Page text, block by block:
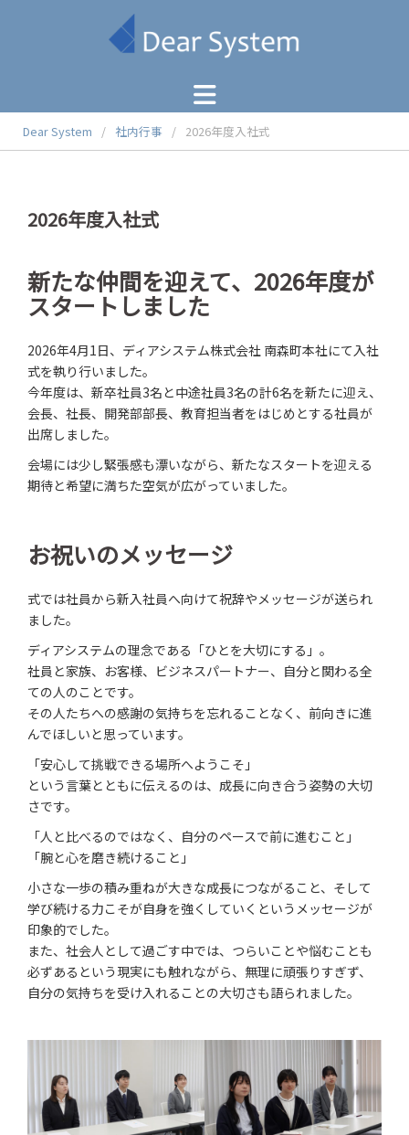
へ
キ
Dear System / 社内行事 / 2026年度入社式
2026年度入社式
新たな仲間を迎えて、2026年度が
スタートしました
2026年4月1日、ディアシステム株式会社 南森町本社にて入社
式を執り行いました。
今年度は、新卒社員3名と中途社員3名の計6名を新たに迎え、
会長、社長、開発部部長、教育担当者をはじめとする社員が
出席しました。
会場には少し緊張感も漂いながら、新たなスタートを迎える
期待と希望に満ちた空気が広がっていました。
お祝いのメッセージ
式では社員から新入社員へ向けて祝辞やメッセージが送られ
ました。
ディアシステムの理念である「ひとを大切にする」。
社員と家族、お客様、ビジネスパートナー、自分と関わる全
ての人のことです。
その人たちへの感謝の気持ちを忘れることなく、前向きに進
んでほしいと思っています。
「安心して挑戦できる場所へようこそ」
という言葉とともに伝えるのは、成長に向き合う姿勢の大切
さです。
「人と比べるのではなく、自分のペースで前に進むこと」
「腕と心を磨き続けること」
小さな一歩の積み重ねが大きな成長につながること、そして
学び続ける力こそが自身を強くしていくというメッセージが
印象的でした。
また、社会人として過ごす中では、つらいことや悩むことも
必ずあるという現実にも触れながら、無理に頑張りすぎず、
自分の気持ちを受け入れることの大切さも語られました。